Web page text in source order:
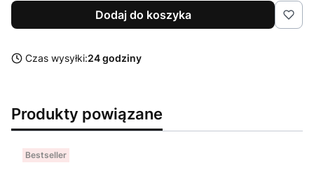
Dodaj do koszyka
Czas wysyłki:24 godziny
Produkty powiązane
Bestseller